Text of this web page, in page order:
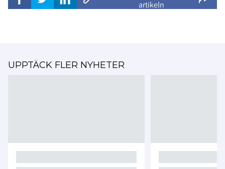
artikeln
UPPTÄCK FLER NYHETER